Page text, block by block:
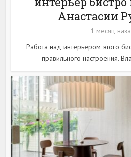
Анастасии
1 месяц
Работа над интерьером этого
правильного настроения.